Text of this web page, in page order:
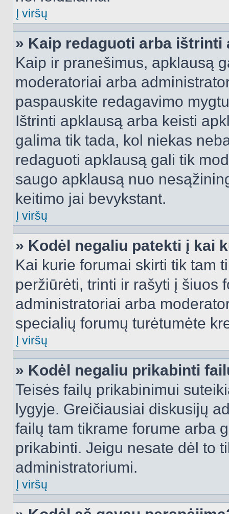
Į viršų
» Kaip redaguoti arba ištrinti
Kaip ir pranešimus, apklausą
moderatoriai arba
paspauskite redagavimo
Ištrinti apklausą arba keisti
galima tik tada, kol niekas
redaguoti apklausą gali tik
saugo apklausą nuo
keitimo jai bevykstant.
Į viršų
» Kodėl negaliu patekti į kai
Kai kurie forumai skirti tik tam
peržiūrėti, trinti ir rašyti į šiuos
administratoriai arba
specialių forumų turėtumėte
Į viršų
» Kodėl negaliu prikabinti
Teisės failų prikabinimui
lygyje. Greičiausiai diskusijų
failų tam tikrame forume arba
prikabinti. Jeigu nesate dėl to
administratoriumi.
Į viršų